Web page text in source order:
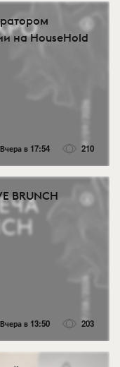
на HouseHold
Вчера в 17:54 210
BRUNCH
Вчера в 13:50 203